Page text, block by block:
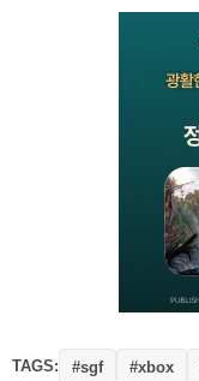
TAGS: #sgf #xbox